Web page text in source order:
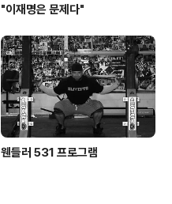
"이재명은 문제다"
웬들러 531 프로그램